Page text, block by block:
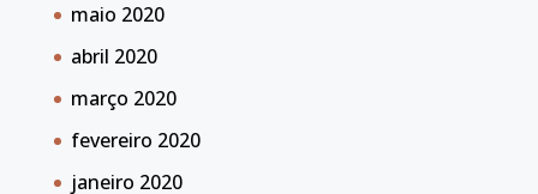
maio 2020
abril 2020
março 2020
fevereiro 2020
janeiro 2020